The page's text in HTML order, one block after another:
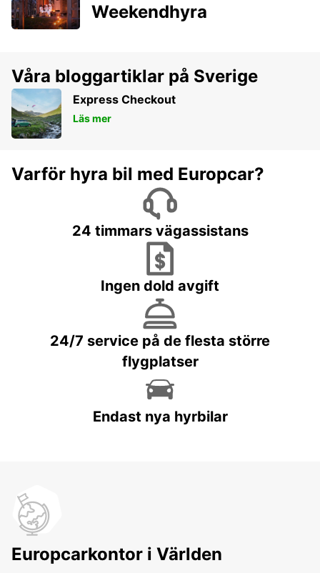
Weekendhyra
Våra bloggartiklar på Sverige
Express Checkout
Läs mer
Varför hyra bil med Europcar?
24 timmars vägassistans
Ingen dold avgift
24/7 service på de flesta större
flygplatser
Endast nya hyrbilar
Europcarkontor i Världen